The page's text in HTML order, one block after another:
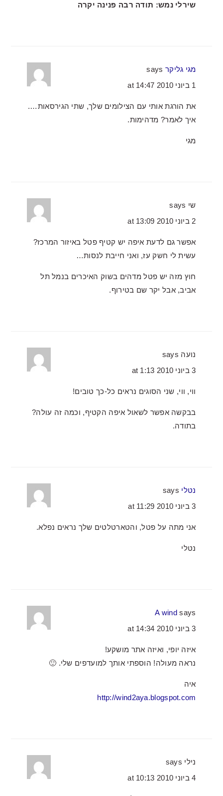
שירלי נמש: תודה רבה פנינה יקרה
מגי גליקר says
1 ביוני 2010 at 14:47
את הורגת אותי עם הצילומים שלך, שתי הגירסאות….
איך לאמר? מדהימות.
מגי
שי says
2 ביוני 2010 at 13:09
אפשר גם לדעת איפה יש קטיף פטל באיזור המרכז?
עשית לי חשק עז, ואני חייבת לנסות…
חוץ מזה יש פטל מדהים בשוק האיכרים בנמל תל
אביב, אבל יקר שם בטירוף.
נועה says
3 ביוני 2010 at 1:13
ווי, ווי, שני הסוגים נראים כל-כך טובים!
בבקשה אפשר לשאול איפה הקטיף, וכמה זה עולה?
בתודה.
נטלי says
3 ביוני 2010 at 11:29
אני מתה על פטל, והטארטלטים שלך נראים נפלא.
נטלי
A wind says
3 ביוני 2010 at 14:34
איזה יופי, ואיזה אתר מושקע!
נראה מעולה! הוספתי אותך למועדפים שלי. 🙂
איה
http://wind2aya.blogspot.com
נילי says
4 ביוני 2010 at 10:13